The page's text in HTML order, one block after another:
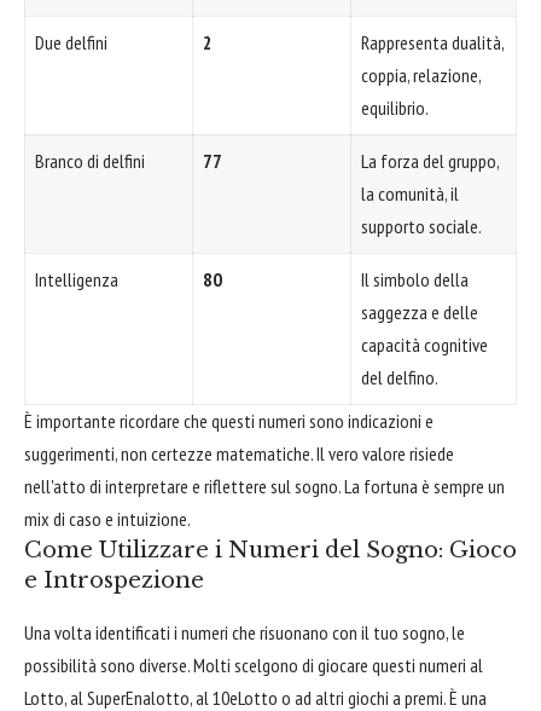
Due delfini 2
Rappresenta dualità,
coppia, relazione,
equilibrio.
Branco di delfini 77
La forza del gruppo,
la comunità, il
supporto sociale.
Intelligenza 80
Il simbolo della
saggezza e delle
capacità cognitive
del delfino.
È importante ricordare che questi numeri sono indicazioni e
suggerimenti, non certezze matematiche. Il vero valore risiede
nell'atto di interpretare e riflettere sul sogno. La fortuna è sempre un
mix di caso e intuizione.
Come Utilizzare i Numeri del Sogno: Gioco
e Introspezione
Una volta identificati i numeri che risuonano con il tuo sogno, le
possibilità sono diverse. Molti scelgono di giocare questi numeri al
Lotto, al SuperEnalotto, al 10eLotto o ad altri giochi a premi. È una